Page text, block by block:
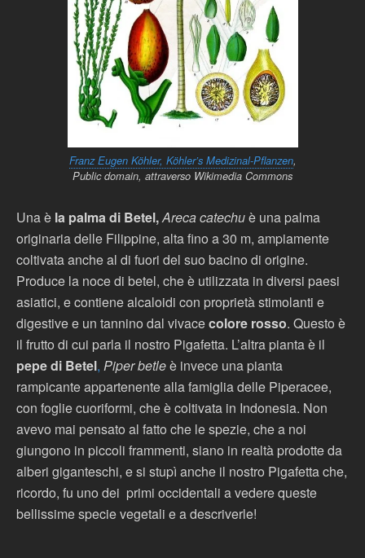
Franz Eugen Köhler, Köhler’s Medizinal-Pflanzen,
Public domain, attraverso Wikimedia Commons
Una è la palma di Betel,Areca catechuè una palma
originaria delle Filippine, alta fino a 30 m, ampiamente
coltivata anche al di fuori del suo bacino di origine.
Produce la noce di betel, che è utilizzata in diversi paesi
asiatici, e contiene alcaloidi con proprietà stimolanti e
digestive e un tannino dal vivacecolore rosso. Questo è
il frutto di cui parla il nostro Pigafetta. L’altra pianta è il
pepe di Betel, Piper betleè invece una pianta
rampicante appartenente alla famiglia delle Piperacee,
con foglie cuoriformi, che è coltivata in Indonesia. Non
avevo mai pensato al fatto che le spezie, che a noi
giungono in piccoli frammenti, siano in realtà prodotte da
alberi giganteschi, e si stupì anche il nostro Pigafetta che,
ricordo, fu uno dei primi occidentali a vedere queste
bellissime specie vegetali e a descriverle!